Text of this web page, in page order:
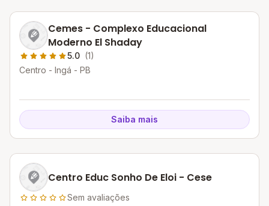
Cemes - Complexo Educacional
Moderno El Shaday
5.0 (1)
Centro - Ingá - PB
Saiba mais
Centro Educ Sonho De Eloi - Cese
Sem avaliações